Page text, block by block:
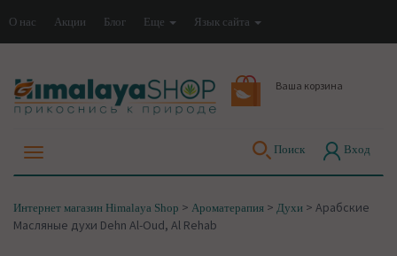
О нас Акции Блог Еще Язык сайта
Ваша корзина
Поиск Вход
Интернет магазин Himalaya Shop > Ароматерапия > Духи > Арабские
Масляные духи Dehn Al-Oud, Al Rehab